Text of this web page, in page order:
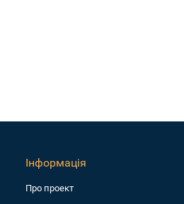
Інформація
Про проект